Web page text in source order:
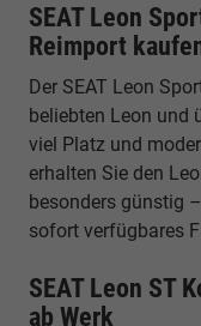
SEAT Leon
Reimport
Der SEAT Leon
beliebten Leon und
viel Platz und
erhalten Sie den
besonders günstig
sofort verfügbares
SEAT Leon ST
ab Werk